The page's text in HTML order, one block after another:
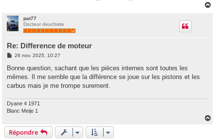
pat77
Docteur deuchiste
Re: Difference de moteur
M
s
a
g
26 nov. 2025, 10:27
Bonne question, sachant que les pièces internes sont toutes les
mêmes. Il me semble que la différence se joue sur les pistons et les
carbus mais je me trompe surement.
Dyane 4 1971
Blanc Meije 1
Répondre